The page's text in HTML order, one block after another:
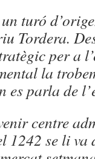
turó
Tordera.
per a
la
es parla de
centre
1242 se li